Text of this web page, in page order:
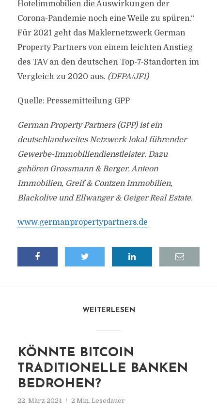
Hotelimmobilien die Auswirkungen der
Corona-Pandemie noch eine Weile zu spüren.“
Für 2021 geht das Maklernetzwerk German
Property Partners von einem leichten Anstieg
des TAV an den deutschen Top-7-Standorten im
Vergleich zu 2020 aus. (DFPA/JF1)
Quelle: Pressemitteilung GPP
German Property Partners (GPP) ist ein
deutschlandweites Netzwerk lokal führender
Gewerbe-Immobiliendienstleister. Dazu
gehören Grossmann & Berger, Anteon
Immobilien, Greif & Contzen Immobilien,
Blackolive und Ellwanger & Geiger Real Estate.
www.germanpropertypartners.de
WEITERLESEN
KÖNNTE BITCOIN
TRADITIONELLE BANKEN
BEDROHEN?
22. März 2024 2 Min. Lesedauer